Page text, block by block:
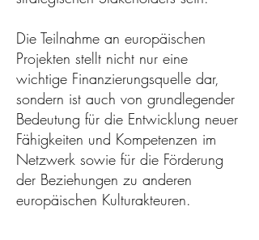
Die Teilnahme an europäischen
Projekten stellt nicht nur eine
wichtige Finanzierungsquelle dar,
sondern ist auch von grundlegender
Bedeutung für die Entwicklung neuer
Fähigkeiten und Kompetenzen im
Netzwerk sowie für die Förderung
der Beziehungen zu anderen
europäischen Kulturakteuren.